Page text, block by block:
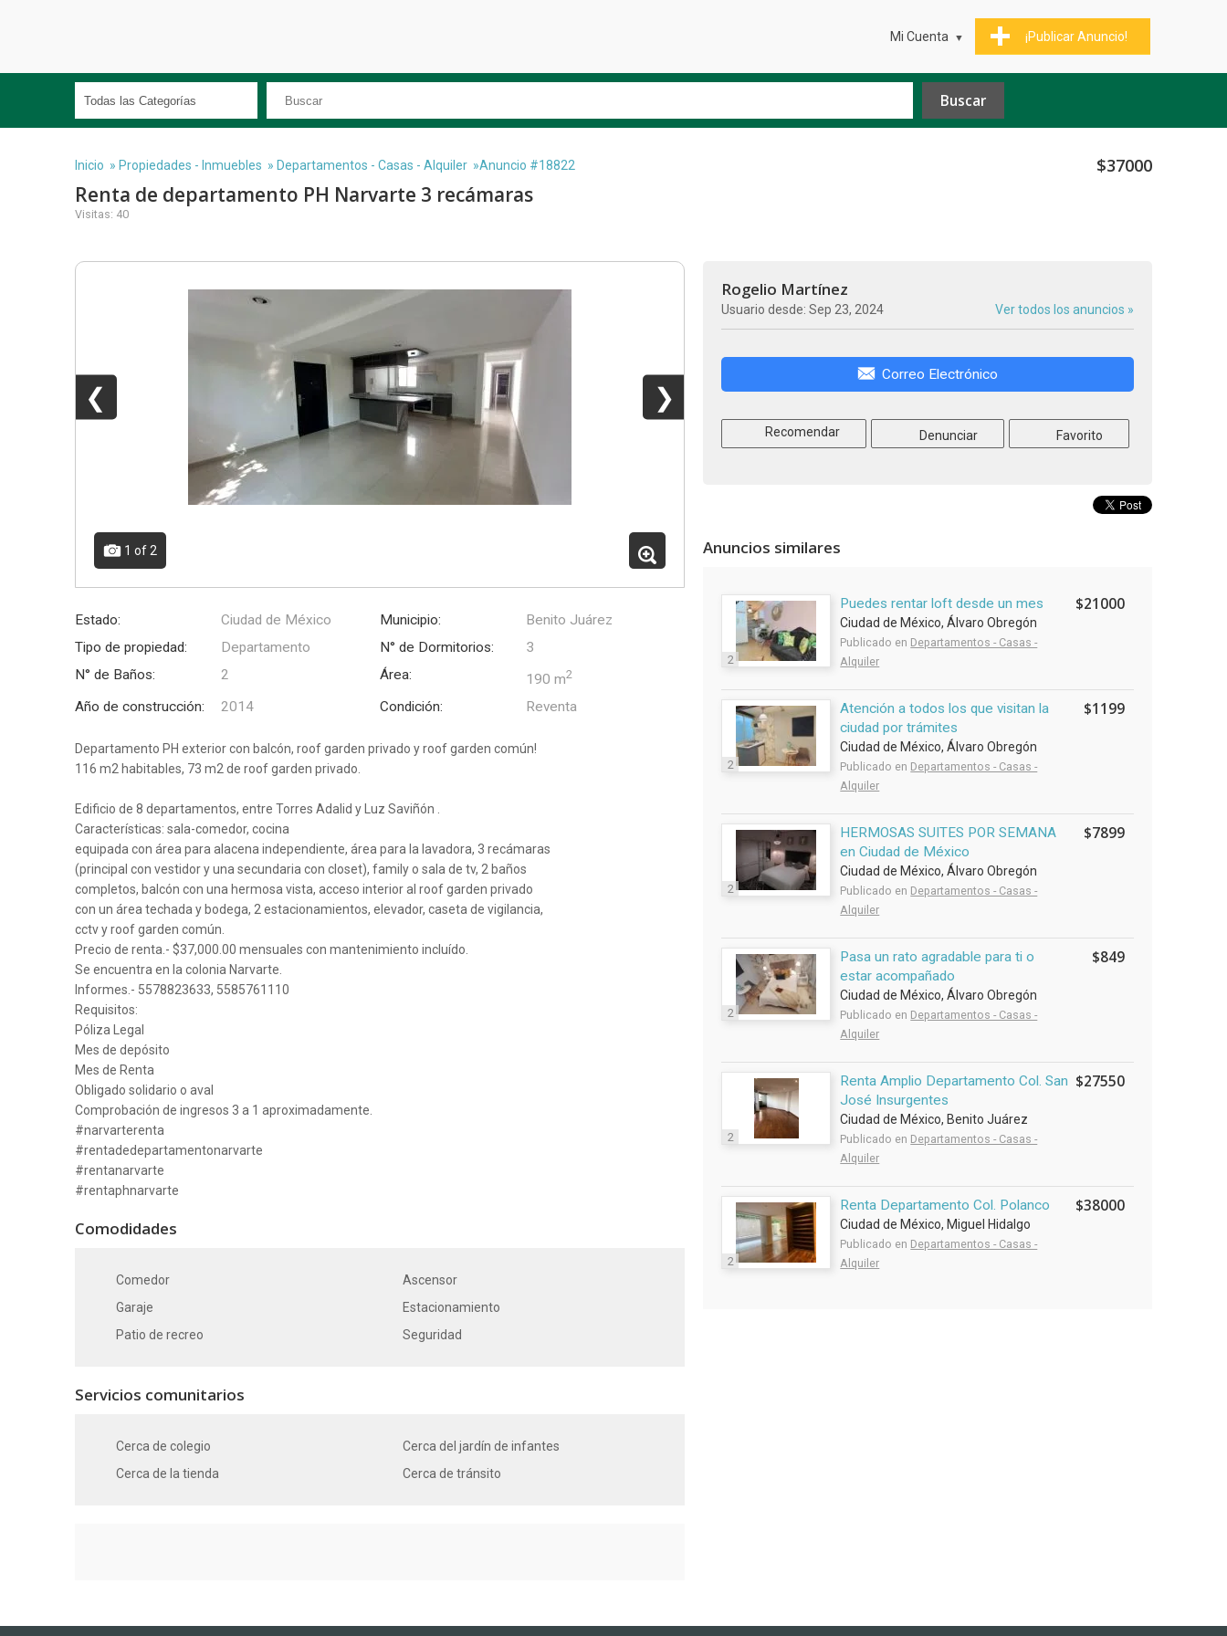
¡Publicar Anuncio!
Mi Cuenta
Inicio » Propiedades - Inmuebles » Departamentos - Casas - Alquiler »Anuncio #18822 $37000
Renta de departamento PH Narvarte 3 recámaras
Visitas: 40
❮ ❯
1 of 2
Estado: Ciudad de México Municipio:
Benito Juárez
Tipo de propiedad:
Departamento N° de Dormitorios:
3
N° de Baños:
2 Área: 190 m2
Año de construcción: 2014 Condición: Reventa
Departamento PH exterior con balcón, roof garden privado y roof garden común!
116 m2 habitables, 73 m2 de roof garden privado.
Edificio de 8 departamentos, entre Torres Adalid y Luz Saviñón .
Características: sala-comedor, cocina
equipada con área para alacena independiente, área para la lavadora, 3 recámaras
(principal con vestidor y una secundaria con closet), family o sala de tv, 2 baños
completos, balcón con una hermosa vista, acceso interior al roof garden privado
con un área techada y bodega, 2 estacionamientos, elevador, caseta de vigilancia,
cctv y roof garden común.
Precio de renta.- $37,000.00 mensuales con mantenimiento incluído.
Se encuentra en la colonia Narvarte.
Informes.- 5578823633, 5585761110
Requisitos:
Póliza Legal
Mes de depósito
Mes de Renta
Obligado solidario o aval
Comprobación de ingresos 3 a 1 aproximadamente.
#narvarterenta
#rentadedepartamentonarvarte
#rentanarvarte
#rentaphnarvarte
Comodidades
Comedor
Ascensor
Garaje
Estacionamiento
Patio de recreo
Seguridad
Servicios comunitarios
Cerca de colegio
Cerca del jardín de infantes
Cerca de la tienda
Cerca de tránsito
Rogelio Martínez
Usuario desde: Sep 23, 2024 Ver todos los anuncios »
Correo Electrónico
Recomendar Denunciar Favorito
Anuncios similares
2
Puedes rentar loft desde un mes
Ciudad de México, Álvaro Obregón
Publicado en Departamentos - Casas -
Alquiler
$21000
2
Atención a todos los que visitan la
ciudad por trámites
Ciudad de México, Álvaro Obregón
Publicado en Departamentos - Casas -
Alquiler
$1199
2
HERMOSAS SUITES POR SEMANA
en Ciudad de México
Ciudad de México, Álvaro Obregón
Publicado en Departamentos - Casas -
Alquiler
$7899
2
Pasa un rato agradable para ti o
estar acompañado
Ciudad de México, Álvaro Obregón
Publicado en Departamentos - Casas -
Alquiler
$849
2
Renta Amplio Departamento Col. San
José Insurgentes
Ciudad de México, Benito Juárez
Publicado en Departamentos - Casas -
Alquiler
$27550
2
Renta Departamento Col. Polanco
Ciudad de México, Miguel Hidalgo
Publicado en Departamentos - Casas -
Alquiler
$38000